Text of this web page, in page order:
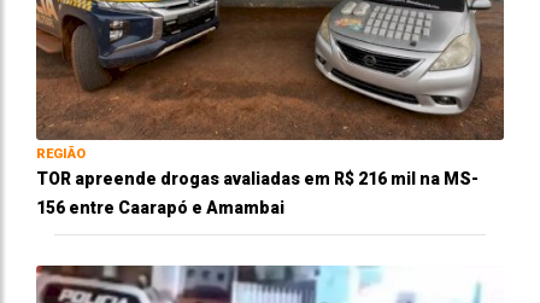
REGIÃO
TOR apreende drogas avaliadas em R$ 216 mil na MS-
156 entre Caarapó e Amambai